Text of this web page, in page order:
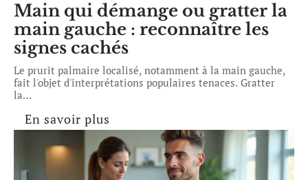
Main qui démange ou gratter la
main gauche : reconnaître les
signes cachés
Le prurit palmaire localisé, notamment à la main gauche,
fait l'objet d'interprétations populaires tenaces. Gratter
la…
En savoir plus